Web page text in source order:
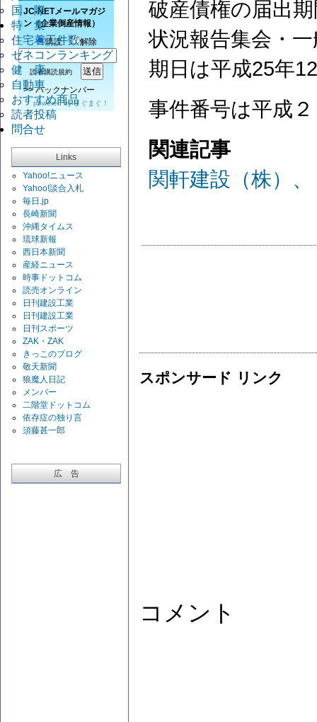
国 際
特 集
住宅着工件数
ゼネコンランキング
健 康
自動車
おすすめ商品
読者投稿
問合せ
JC-NETメールマガジ
ン（企業倒産情報）
購読
解除
読者購読規約
>>バックナンバー
powered by まぐまぐ！
Links
Yahoo!ニュース
Yahoo!談合入札
毎日.jp
長崎新聞
沖縄タイムス
琉球新報
西日本新聞
産経ニュース
時事ドットコム
読売オンライン
日刊建設工業
日刊建設工業
日刊スポーツ
ZAK・ZAK
きっこのブログ
敬天新聞
狼魔人日記
メンバー
二階堂ドットコム
依存症の独り言
須藤甚一郎
広 告
破産債権の届出
状況報告集会・
期日は平成25年
事件番号は平成
関連記事
関軒建設（株）
スポンサード リンク
コメント